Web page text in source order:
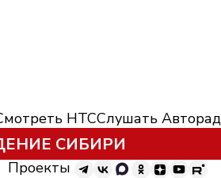
НТССлушать
СИБИРИ
Проекты